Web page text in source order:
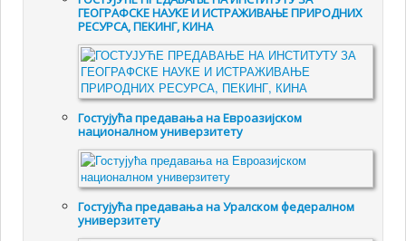
ГЕОГРАФСКЕ НАУКЕ И ИСТРАЖИВАЊЕ ПРИРОДНИХ
РЕСУРСА, ПЕКИНГ, КИНА
Гостујућа предавања на Евроазијском
националном универзитету
Гостујућа предавања на Уралском федералном
универзитету